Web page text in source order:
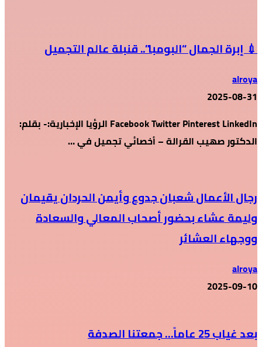
💉 إبرة الجمال “البومبا”.. قنبلة عالم التجميل
alroya
2025-08-31
Facebook Twitter Pinterest LinkedIn الرؤيا الإخبارية:- بقلم:
الدكتور صهيب القرالة – أخصائي تجميل في …
رجال الأعمال شعبان جدوع وأيمن الحردان يقيمان
وليمة عشاء بحضور أصحاب المعالي والسعادة
ووجهاء العشائر
alroya
2025-09-10
بعد غياب 25 عاماً… جمعتنا الصدفة